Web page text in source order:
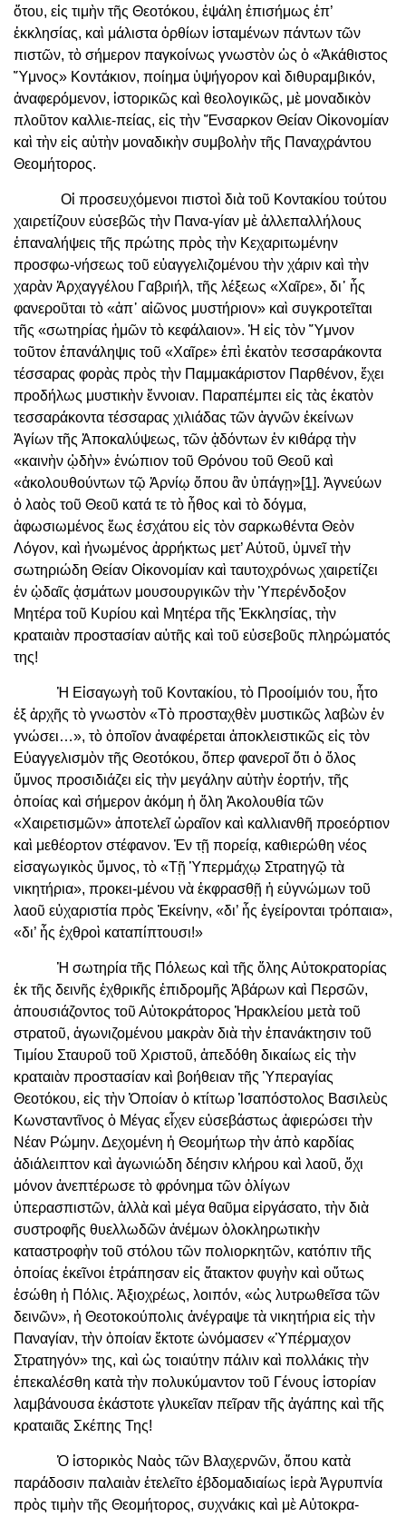
ὅτου, εἰς τιμὴν τῆς Θεοτόκου, ἐψάλη ἐπισήμως ἐπ’
ἐκκλησίας, καὶ μάλιστα ὀρθίων ἱσταμένων πάντων τῶν
πιστῶν, τὸ σήμερον παγκοίνως γνωστὸν ὡς ὁ «Ἀκάθιστος
Ὕμνος» Κοντάκιον, ποίημα ὑψήγορον καὶ διθυραμβικόν,
ἀναφερόμενον, ἱστορικῶς καὶ θεολογικῶς, μὲ μοναδικὸν
πλοῦτον καλλιε-πείας, εἰς τὴν Ἔνσαρκον Θείαν Οἰκονομίαν
καὶ τὴν εἰς αὐτὴν μοναδικὴν συμβολὴν τῆς Παναχράντου
Θεομήτορος.
Οἱ προσευχόμενοι πιστοὶ διὰ τοῦ Κοντακίου τούτου
χαιρετίζουν εὐσεβῶς τὴν Πανα-γίαν μὲ ἀλλεπαλλήλους
ἐπαναλήψεις τῆς πρώτης πρὸς τὴν Κεχαριτωμένην
προσφω-νήσεως τοῦ εὐαγγελιζομένου τὴν χάριν καὶ τὴν
χαρὰν Ἀρχαγγέλου Γαβριήλ, τῆς λέξεως «Χαῖρε», δι᾽ ἧς
φανεροῦται τὸ «ἀπ᾽ αἰῶνος μυστήριον» καὶ συγκροτεῖται
τῆς «σωτηρίας ἡμῶν τὸ κεφάλαιον». Ἡ εἰς τὸν Ὕμνον
τοῦτον ἐπανάληψις τοῦ «Χαῖρε» ἐπὶ ἑκατὸν τεσσαράκοντα
τέσσαρας φορὰς πρὸς τὴν Παμμακάριστον Παρθένον, ἔχει
προδήλως μυστικὴν ἔννοιαν. Παραπέμπει εἰς τὰς ἑκατὸν
τεσσαράκοντα τέσσαρας χιλιάδας τῶν ἁγνῶν ἐκείνων
Ἁγίων τῆς Ἀποκαλύψεως, τῶν ᾀδόντων ἐν κιθάρᾳ τὴν
«καινὴν ᾠδὴν» ἐνώπιον τοῦ Θρόνου τοῦ Θεοῦ καὶ
«ἀκολουθούντων τῷ Ἀρνίῳ ὅπου ἂν ὑπάγῃ»[1]. Ἁγνεύων
ὁ λαὸς τοῦ Θεοῦ κατά τε τὸ ἦθος καὶ τὸ δόγμα,
ἀφωσιωμένος ἕως ἐσχάτου εἰς τὸν σαρκωθέντα Θεὸν
Λόγον, καὶ ἡνωμένος ἀρρήκτως μετ’ Αὐτοῦ, ὑμνεῖ τὴν
σωτηριώδη Θείαν Οἰκονομίαν καὶ ταυτοχρόνως χαιρετίζει
ἐν ᾠδαῖς ᾀσμάτων μουσουργικῶν τὴν Ὑπερένδοξον
Μητέρα τοῦ Κυρίου καὶ Μητέρα τῆς Ἐκκλησίας, τὴν
κραταιὰν προστασίαν αὐτῆς καὶ τοῦ εὐσεβοῦς πληρώματός
της!
Ἡ Εἰσαγωγὴ τοῦ Κοντακίου, τὸ Προοίμιόν του, ἦτο
ἐξ ἀρχῆς τὸ γνωστὸν «Τὸ προσταχθὲν μυστικῶς λαβὼν ἐν
γνώσει…», τὸ ὁποῖον ἀναφέρεται ἀποκλειστικῶς εἰς τὸν
Εὐαγγελισμὸν τῆς Θεοτόκου, ὅπερ φανεροῖ ὅτι ὁ ὅλος
ὕμνος προσιδιάζει εἰς τὴν μεγάλην αὐτὴν ἑορτήν, τῆς
ὁποίας καὶ σήμερον ἀκόμη ἡ ὅλη Ἀκολουθία τῶν
«Χαιρετισμῶν» ἀποτελεῖ ὡραῖον καὶ καλλιανθῆ προεόρτιον
καὶ μεθέορτον στέφανον. Ἐν τῇ πορείᾳ, καθιερώθη νέος
εἰσαγωγικὸς ὕμνος, τὸ «Τῇ Ὑπερμάχῳ Στρατηγῷ τὰ
νικητήρια», προκει-μένου νὰ ἐκφρασθῇ ἡ εὐγνώμων τοῦ
λαοῦ εὐχαριστία πρὸς Ἐκείνην, «δι’ ἧς ἐγείρονται τρόπαια»,
«δι’ ἧς ἐχθροὶ καταπίπτουσι!»
Ἡ σωτηρία τῆς Πόλεως καὶ τῆς ὅλης Αὐτοκρατορίας
ἐκ τῆς δεινῆς ἐχθρικῆς ἐπιδρομῆς Ἀβάρων καὶ Περσῶν,
ἀπουσιάζοντος τοῦ Αὐτοκράτορος Ἡρακλείου μετὰ τοῦ
στρατοῦ, ἀγωνιζομένου μακρὰν διὰ τὴν ἐπανάκτησιν τοῦ
Τιμίου Σταυροῦ τοῦ Χριστοῦ, ἀπεδόθη δικαίως εἰς τὴν
κραταιὰν προστασίαν καὶ βοήθειαν τῆς Ὑπεραγίας
Θεοτόκου, εἰς τὴν Ὁποίαν ὁ κτίτωρ Ἰσαπόστολος Βασιλεὺς
Κωνσταντῖνος ὁ Μέγας εἶχεν εὐσεβάστως ἀφιερώσει τὴν
Νέαν Ρώμην. Δεχομένη ἡ Θεομήτωρ τὴν ἀπὸ καρδίας
ἀδιάλειπτον καὶ ἀγωνιώδη δέησιν κλήρου καὶ λαοῦ, ὄχι
μόνον ἀνεπτέρωσε τὸ φρόνημα τῶν ὀλίγων
ὑπερασπιστῶν, ἀλλὰ καὶ μέγα θαῦμα εἰργάσατο, τὴν διὰ
συστροφῆς θυελλωδῶν ἀνέμων ὁλοκληρωτικὴν
καταστροφὴν τοῦ στόλου τῶν πολιορκητῶν, κατόπιν τῆς
ὁποίας ἐκεῖνοι ἐτράπησαν εἰς ἄτακτον φυγὴν καὶ οὕτως
ἐσώθη ἡ Πόλις. Ἀξιοχρέως, λοιπόν, «ὡς λυτρωθεῖσα τῶν
δεινῶν», ἡ Θεοτοκούπολις ἀνέγραψε τὰ νικητήρια εἰς τὴν
Παναγίαν, τὴν ὁποίαν ἔκτοτε ὠνόμασεν «Ὑπέρμαχον
Στρατηγόν» της, καὶ ὡς τοιαύτην πάλιν καὶ πολλάκις τὴν
ἐπεκαλέσθη κατὰ τὴν πολυκύμαντον τοῦ Γένους ἱστορίαν
λαμβάνουσα ἑκάστοτε γλυκεῖαν πεῖραν τῆς ἀγάπης καὶ τῆς
κραταιᾶς Σκέπης Της!
Ὁ ἱστορικὸς Ναὸς τῶν Βλαχερνῶν, ὅπου κατὰ
παράδοσιν παλαιὰν ἐτελεῖτο ἑβδομαδιαίως ἱερὰ Ἀγρυπνία
πρὸς τιμὴν τῆς Θεομήτορος, συχνάκις καὶ μὲ Αὐτοκρα-